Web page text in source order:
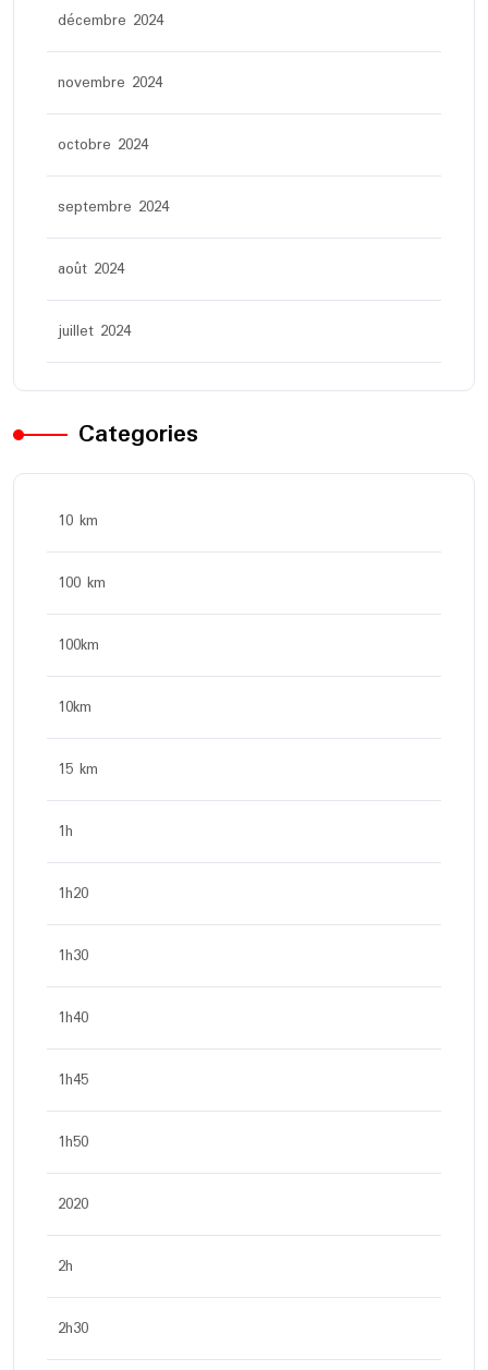
décembre 2024
novembre 2024
octobre 2024
septembre 2024
août 2024
juillet 2024
Categories
10 km
100 km
100km
10km
15 km
1h
1h20
1h30
1h40
1h45
1h50
2020
2h
2h30